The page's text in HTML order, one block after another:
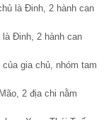
là Đinh, 2 hành can
Đinh, 2 hành can
gia chủ, nhóm tam
2 địa chi nằm